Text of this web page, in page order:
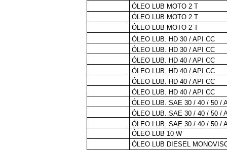
ÓLEO LUB MOTO 2 T
ÓLEO LUB MOTO 2 T
ÓLEO LUB MOTO 2 T
ÓLEO LUB.
HD 30 / API CC
ÓLEO LUB. HD 30 / API CC
ÓLEO LUB. HD 40 / API CC
ÓLEO LUB.
HD 40 / API CC
ÓLEO LUB. HD 40 / API CC
ÓLEO LUB. HD 40 / API CC
ÓLEO LUB. SAE 30 / 40 / 50 /
ÓLEO LUB. SAE 30 / 40 / 50 /
ÓLEO LUB. SAE 30 / 40 / 50 /
ÓLEO LUB 10 W
ÓLEO LUB DIESEL